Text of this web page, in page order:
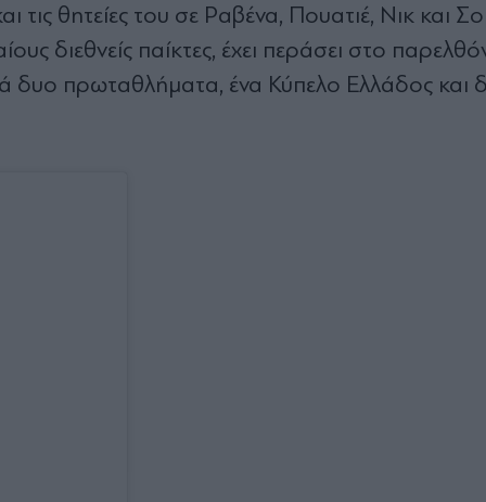
τις θητείες του σε Ραβένα, Πουατιέ, Νικ και
διεθνείς παίκτες, έχει περάσει στο
δυο πρωταθλήματα, ένα Κύπελο Ελλάδος και